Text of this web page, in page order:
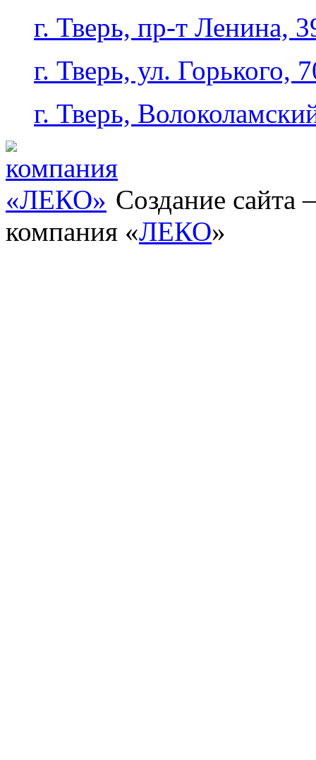
г. Тверь, пр-т Ленина,
г. Тверь, ул. Горького,
г. Тверь,
Создание сайта
компания «ЛЕКО»